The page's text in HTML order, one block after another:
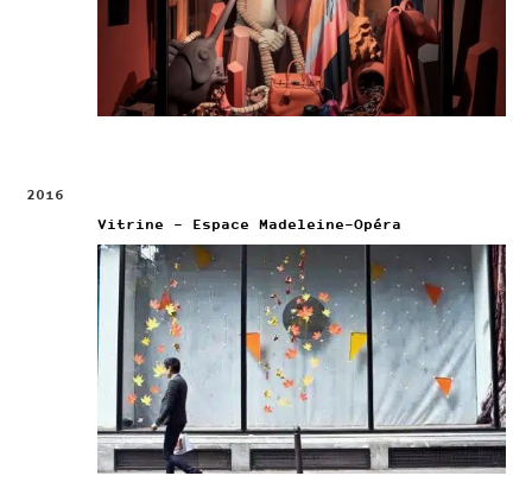
2016
Vitrine – Espace Madeleine-Opéra